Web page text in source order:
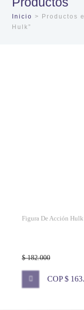
Inicio > Productos
Hulk”
Figura De Acción
$ 182.000
COP $